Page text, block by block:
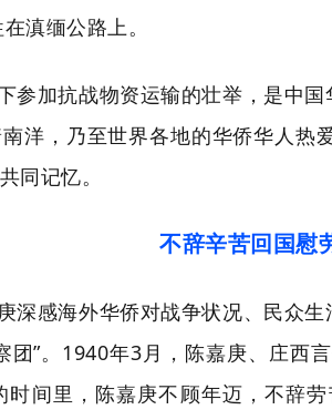
滇缅公路上。
参加抗战物资运输的壮举，是中
洋，乃至世界各地的华侨华人
同记忆。
不辞辛苦回国慰
深感海外华侨对战争状况、民众
团”。1940年3月，陈嘉庚、庄西
间里，陈嘉庚不顾年迈，不辞